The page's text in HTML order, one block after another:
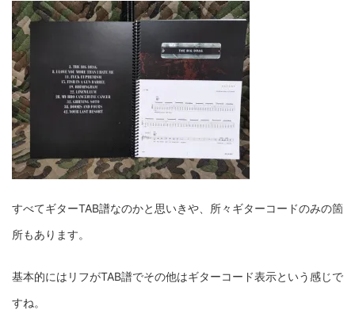
すべてギターTAB譜なのかと思いきや、所々ギターコードのみの箇
所もあります。
基本的にはリフがTAB譜でその他はギターコード表示という感じで
すね。